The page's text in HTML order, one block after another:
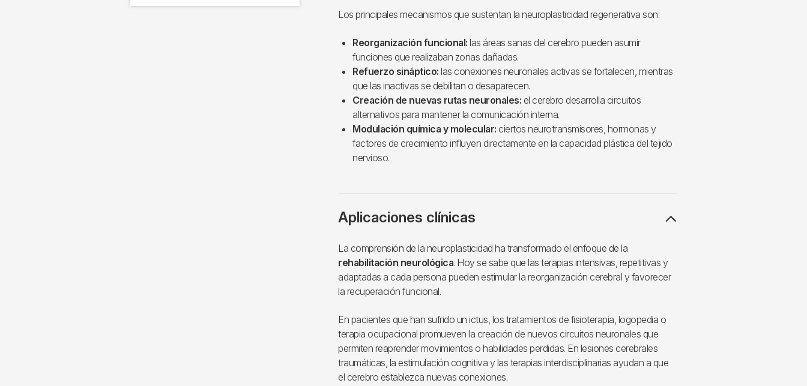
Los principales mecanismos que sustentan la neuroplasticidad regenerativa son:
Reorganización funcional: las áreas sanas del cerebro pueden asumir
funciones que realizaban zonas dañadas.
Refuerzo sináptico: las conexiones neuronales activas se fortalecen, mientras
que las inactivas se debilitan o desaparecen.
Creación de nuevas rutas neuronales: el cerebro desarrolla circuitos
alternativos para mantener la comunicación interna.
Modulación química y molecular: ciertos neurotransmisores, hormonas y
factores de crecimiento influyen directamente en la capacidad plástica del tejido
nervioso.
Aplicaciones clínicas
La comprensión de la neuroplasticidad ha transformado el enfoque de la
rehabilitación neurológica. Hoy se sabe que las terapias intensivas, repetitivas y
adaptadas a cada persona pueden estimular la reorganización cerebral y favorecer
la recuperación funcional.
En pacientes que han sufrido un ictus, los tratamientos de fisioterapia, logopedia o
terapia ocupacional promueven la creación de nuevos circuitos neuronales que
permiten reaprender movimientos o habilidades perdidas. En lesiones cerebrales
traumáticas, la estimulación cognitiva y las terapias interdisciplinarias ayudan a que
el cerebro establezca nuevas conexiones.